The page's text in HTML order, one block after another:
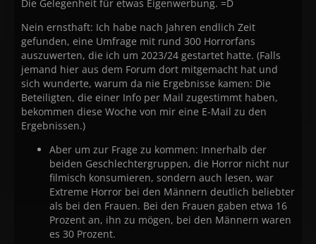
Die Gelegenheit für etwas Eigenwerbung. =D
Nein ernsthaft: Ich habe nach Jahren endlich Zeit
gefunden, eine Umfrage mit rund 300 Horrorfans
auszuwerten, die ich um 2023/24 gestartet hatte. (Falls
jemand hier aus dem Forum dort mitgemacht hat und
sich wunderte, warum da nie Ergebnisse kamen: Die
Beteiligten, die einer Info per Mail zugestimmt haben,
bekommen diese Woche von mir eine E-Mail zu den
Ergebnissen.)
Aber um zur Frage zu kommen: Innerhalb der
beiden Geschlechtergruppen, die Horror nicht nur
filmisch konsumieren, sondern auch lesen, war
Extreme Horror bei den Männern deutlich beliebter
als bei den Frauen. Bei den Frauen gaben etwa 16
Prozent an, ihn zu mögen, bei den Männern waren
es 30 Prozent.